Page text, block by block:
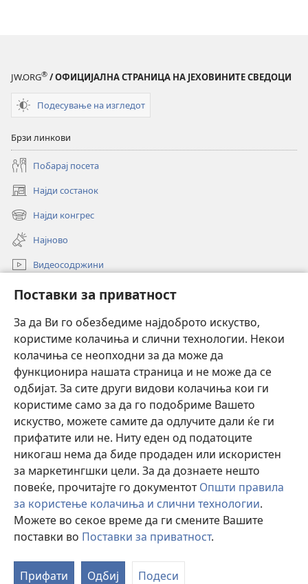
Поставки за приватност
За да Ви го обезбедиме најдоброто искуство,
користиме колачиња и слични технологии. Некои
колачиња се неопходни за да може да
функционира нашата страница и не може да се
одбијат. За сите други видови колачиња кои ги
користиме само за да го подобриме Вашето
искуство, можете самите да одлучите дали ќе ги
прифатите или не. Ниту еден од податоците
никогаш нема да биде продаден или искористен
за маркетингшки цели. За да дознаете нешто
повеќе, прочитајте го документотОпшти правила
за користење колачиња и слични технологии.
Можете во секое време да ги смените Вашите
поставки во Поставки за приватност.
Прифати Одбиј Подеси
без
JW.ORG® / ОФИЦИЈАЛНА СТРАНИЦА НА ЈЕХОВИНИТЕ СВЕДОЦИ
Подесување на изгледот
Брзи линкови
Побарај посета
Најди состанок
(opens
new
window)
Најди конгрес
(opens
new
window)
Најново
Видеосодржини
Пребарувај
(opens
new
window)ОНЛАЈН БИБЛИОТЕКА Watchtower™
(opens
new
window)JW Hub
(opens
new
window)Watchtower Library
Copyright© 2026 Watch Tower Bible and Tract Society of Pennsylvania.
УСЛОВИ ЗА КОРИСТЕЊЕ | ПРИВАТНОСТ|
ПРИВАТНОСТ